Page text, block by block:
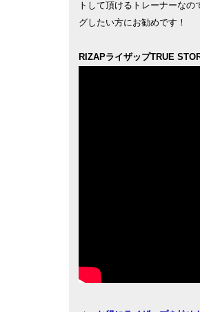
トして頂けるトレーナーな
グしたい方にお勧めです！
RIZAPライザップTRUE